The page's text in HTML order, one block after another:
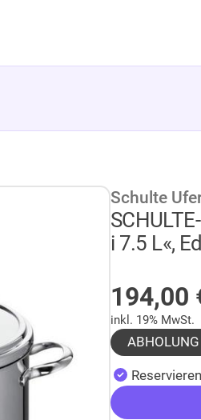
Schulte
i 7.5 L«,
194,00
inkl. 19% MwSt.
ABHOLUNG